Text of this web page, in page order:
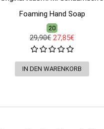
Foaming Hand Soap
20
29,90€ 27,85€